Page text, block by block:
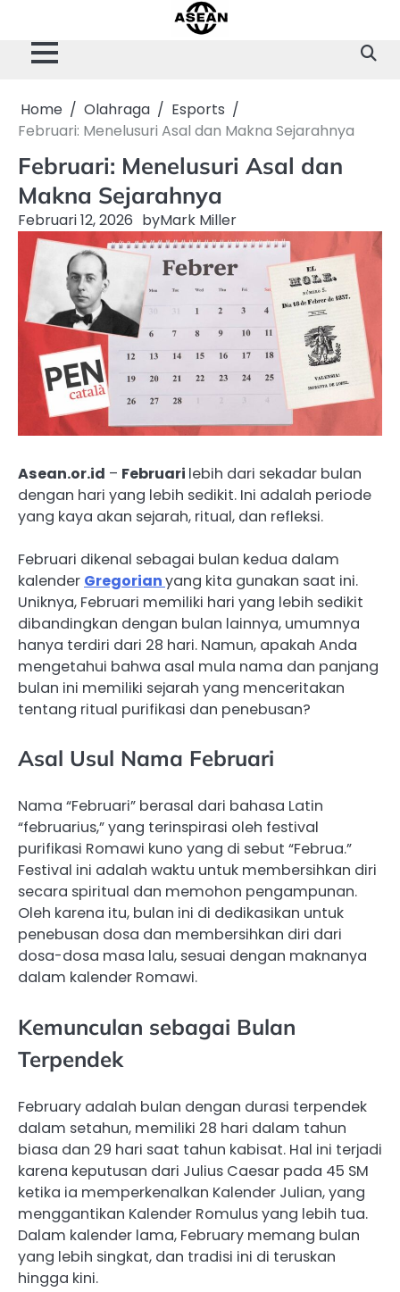
content
Home Olahraga
Esports
Februari: Menelusuri Asal dan Makna Sejarahnya
Februari: Menelusuri Asal dan
Makna Sejarahnya
Februari 12, 2026 byMark Miller
Asean.or.id – Februari lebih dari sekadar bulan
dengan hari yang lebih sedikit. Ini adalah periode
yang kaya akan sejarah, ritual, dan refleksi.
Februari dikenal sebagai bulan kedua dalam
kalender Gregorianyang kita gunakan saat ini.
Uniknya, Februari memiliki hari yang lebih sedikit
dibandingkan dengan bulan lainnya, umumnya
hanya terdiri dari 28 hari. Namun, apakah Anda
mengetahui bahwa asal mula nama dan panjang
bulan ini memiliki sejarah yang menceritakan
tentang ritual purifikasi dan penebusan?
Asal Usul Nama Februari
Nama “Februari” berasal dari bahasa Latin
“februarius,” yang terinspirasi oleh festival
purifikasi Romawi kuno yang di sebut “Februa.”
Festival ini adalah waktu untuk membersihkan diri
secara spiritual dan memohon pengampunan.
Oleh karena itu, bulan ini di dedikasikan untuk
penebusan dosa dan membersihkan diri dari
dosa-dosa masa lalu, sesuai dengan maknanya
dalam kalender Romawi.
Kemunculan sebagai Bulan
Terpendek
February adalah bulan dengan durasi terpendek
dalam setahun, memiliki 28 hari dalam tahun
biasa dan 29 hari saat tahun kabisat. Hal ini terjadi
karena keputusan dari Julius Caesar pada 45 SM
ketika ia memperkenalkan Kalender Julian, yang
menggantikan Kalender Romulus yang lebih tua.
Dalam kalender lama, February memang bulan
yang lebih singkat, dan tradisi ini di teruskan
hingga kini.